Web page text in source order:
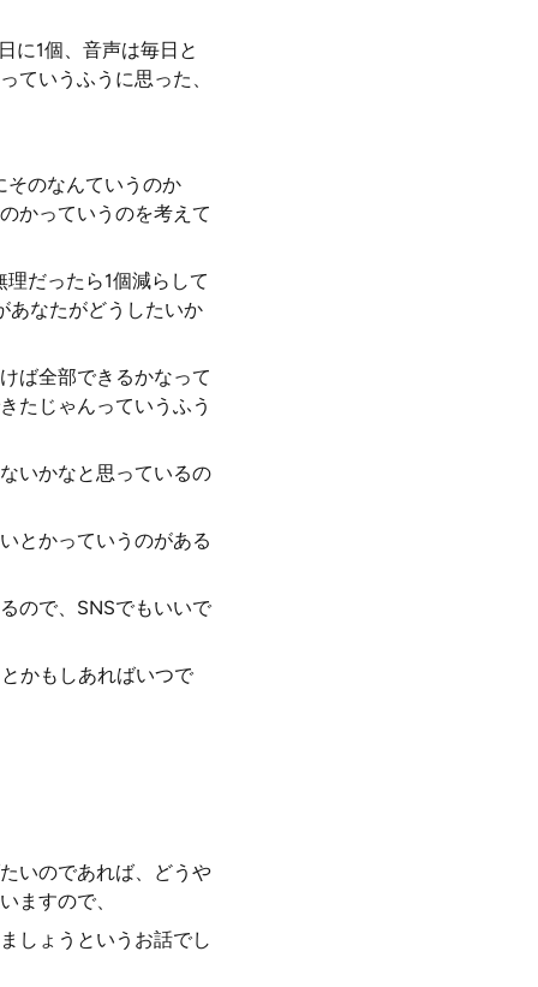
に1個、音声は毎日と
ていうふうに思った、
そのなんていうのか
かっていうのを考えて
だったら1個減らして
あなたがどうしたいか
ば全部できるかなって
たじゃんっていうふう
いかなと思っているの
とかっていうのがある
ので、SNSでもいいで
かもしあればいつで
いのであれば、どうや
ますので、
しょうというお話でし